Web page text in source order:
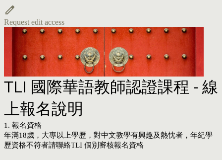
Request edit access
TLI 國際華語教師認證課程 - 線
上報名說明
1. 報名資格
年滿18歲，大專以上學歷，對中文教學有興趣及熱忱者，年紀學
歷資格不符者請聯絡TLI 個別審核報名資格